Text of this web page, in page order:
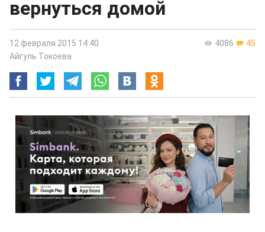
вернуться домой
4086 45
12 февраля 2015 14:40
Айгуль Токоева